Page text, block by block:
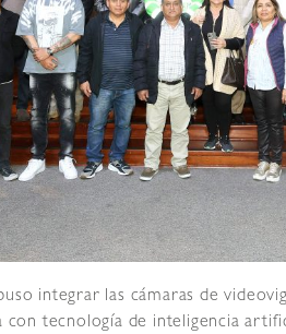
integrar las cámaras de
con tecnología de inteligencia